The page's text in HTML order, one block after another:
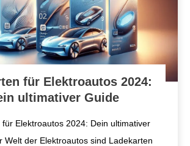
für Elektroautos 2024:
ultimativer Guide
für Elektroautos 2024: Dein ultimativer
Welt der Elektroautos sind Ladekarten